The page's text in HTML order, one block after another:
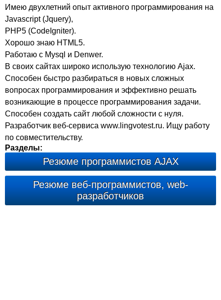
Имею двухлетний опыт активного программирования на
Javascript (Jquery),
PHP5 (CodeIgniter).
Хорошо знаю HTML5.
Работаю с Mysql и Denwer.
В своих сайтах широко использую технологию Ajax.
Способен быстро разбираться в новых сложных
вопросах программирования и эффективно решать
возникающие в процессе программирования задачи.
Способен создать сайт любой сложности с нуля.
Разработчик веб-сервиса www.lingvotest.ru. Ищу работу
по совместительству.
Разделы:
Резюме программистов AJAX
Резюме веб-программистов, web-
разработчиков